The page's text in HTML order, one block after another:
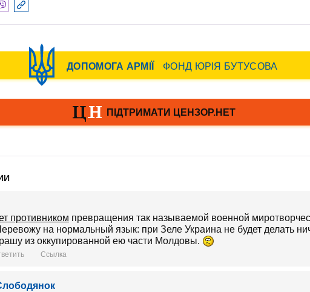
противником превращения так называемой военной
на нормальный язык: при Зеле Украина не будет делать
из оккупированной ею части Молдовы.
Ссылка